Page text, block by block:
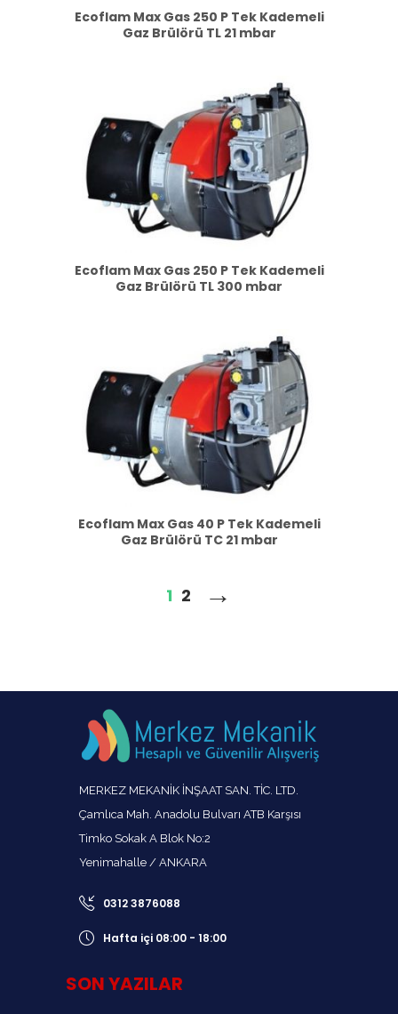
Ecoflam Max Gas 250 P Tek Kademeli
Gaz Brülörü TL 21 mbar
Ecoflam Max Gas 250 P Tek Kademeli
Gaz Brülörü TL 300 mbar
Ecoflam Max Gas 40 P Tek Kademeli
Gaz Brülörü TC 21 mbar
1 2 →
MERKEZ MEKANİK İNŞAAT SAN. TİC. LTD.
Çamlıca Mah. Anadolu Bulvarı ATB Karşısı
Timko Sokak A Blok No:2
Yenimahalle / ANKARA
0312 3876088
Hafta içi 08:00 - 18:00
SON YAZILAR